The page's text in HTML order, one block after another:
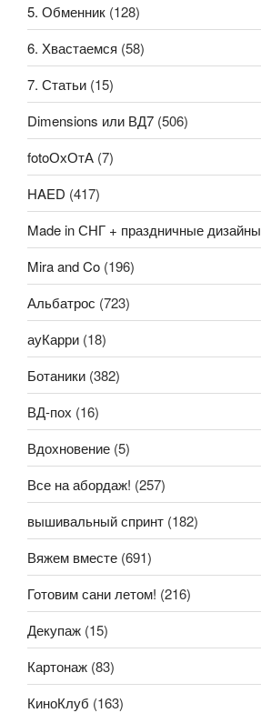
5. Обменник (128)
6. Хвастаемся (58)
7. Статьи (15)
Dimensions или ВД7 (506)
fotoОхОтА (7)
HAED (417)
Made in СНГ + праздничные дизайны
Mira and Co (196)
Альбатрос (723)
ауКарри (18)
Ботаники (382)
ВД-пох (16)
Вдохновение (5)
Все на абордаж! (257)
вышивальный спринт (182)
Вяжем вместе (691)
Готовим сани летом! (216)
Декупаж (15)
Картонаж (83)
КиноКлуб (163)